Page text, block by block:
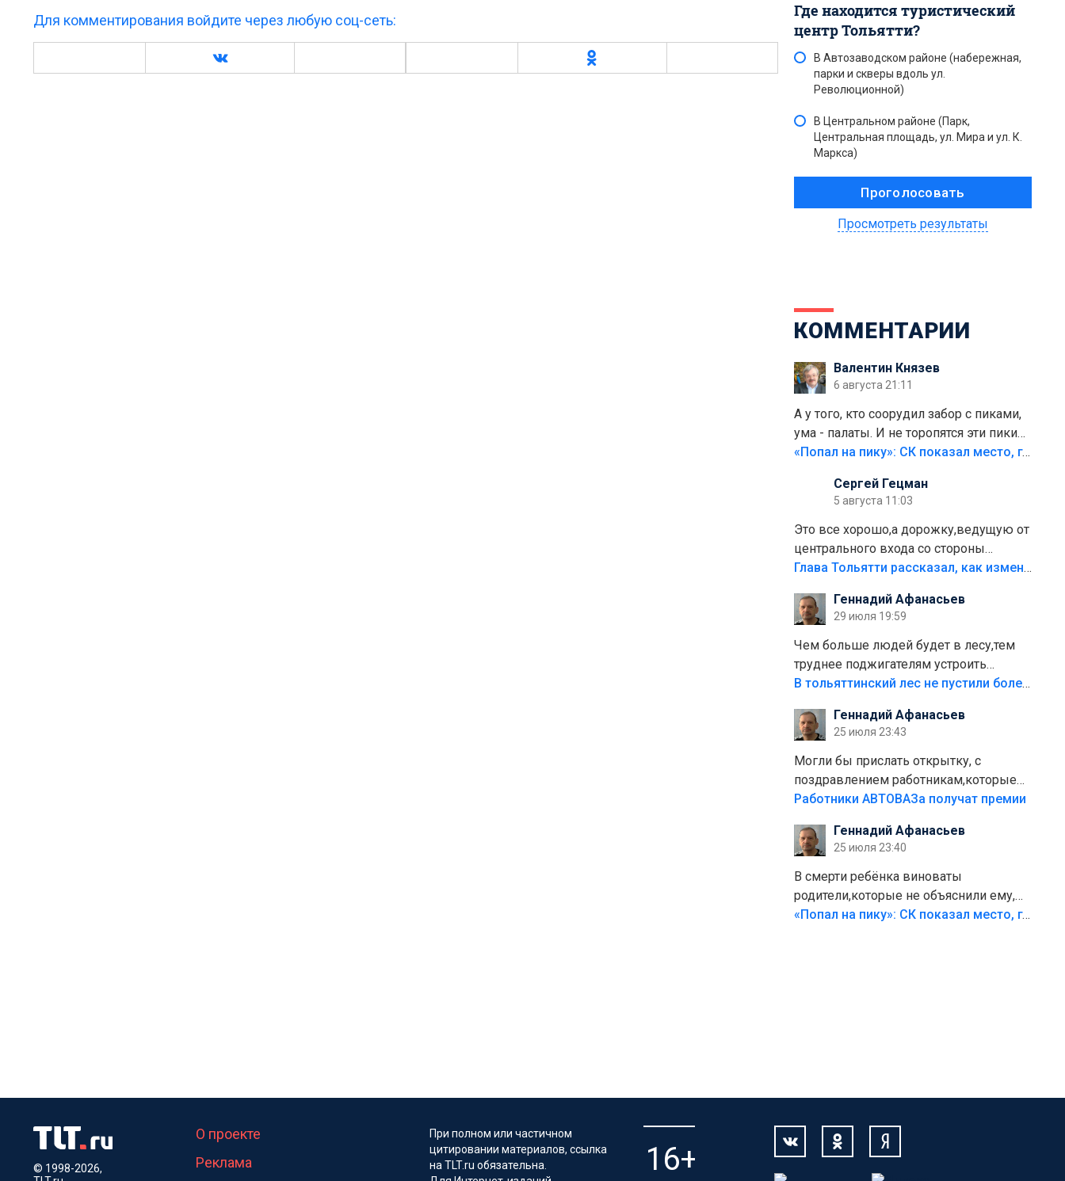
Для комментирования войдите через любую соц-сеть:
Где находится туристический
центр Тольятти?
В Автозаводском районе (набережная,
парки и скверы вдоль ул.
Революционной)
В Центральном районе (Парк,
Центральная площадь, ул. Мира и ул. К.
Маркса)
Просмотреть результаты
КОММЕНТАРИИ
Валентин Князев
6 августа 21:11
А у того, кто соорудил забор с пиками,
ума - палаты. И не торопятся эти пики
срезать
«Попал на пику»: СК показал место, где был смертельно травмирован ребенок в Тольятти
Сергей Гецман
5 августа 11:03
Это все хорошо,а дорожку,ведущую от
центрального входа со стороны
кафе"Мираж" к аттракционам слабо
плитки не хватило,т.к.осенью и зимой
лежала в парке и испортилась.Да
еще,видимо,часть украли.
Глава Тольятти рассказал, как изменится парк Центрального района
Геннадий Афанасьев
29 июля 19:59
Чем больше людей будет в лесу,тем
труднее поджигателям устроить
пожар.Тех кто разводит костры,тех
полно стоит,почему водители всё
равно едут в лес? Штрафы мизерные.
В тольяттинский лес не пустили более тысячи автомобилей
Геннадий Афанасьев
25 июля 23:43
Могли бы прислать открытку, с
поздравлением работникам,которые
больше сорока лет отработали на
Работники АВТОВАЗа получат премии
Геннадий Афанасьев
25 июля 23:40
В смерти ребёнка виноваты
родители,которые не объяснили ему,
что такое хорошо и что такое плохо!
«Попал на пику»: СК показал место, где был смертельно травмирован ребенок в Тольятти
© 1998-2026,
О проекте
Реклама
При полном или частичном
цитировании материалов, ссылка
на TLT.ru обязательна.